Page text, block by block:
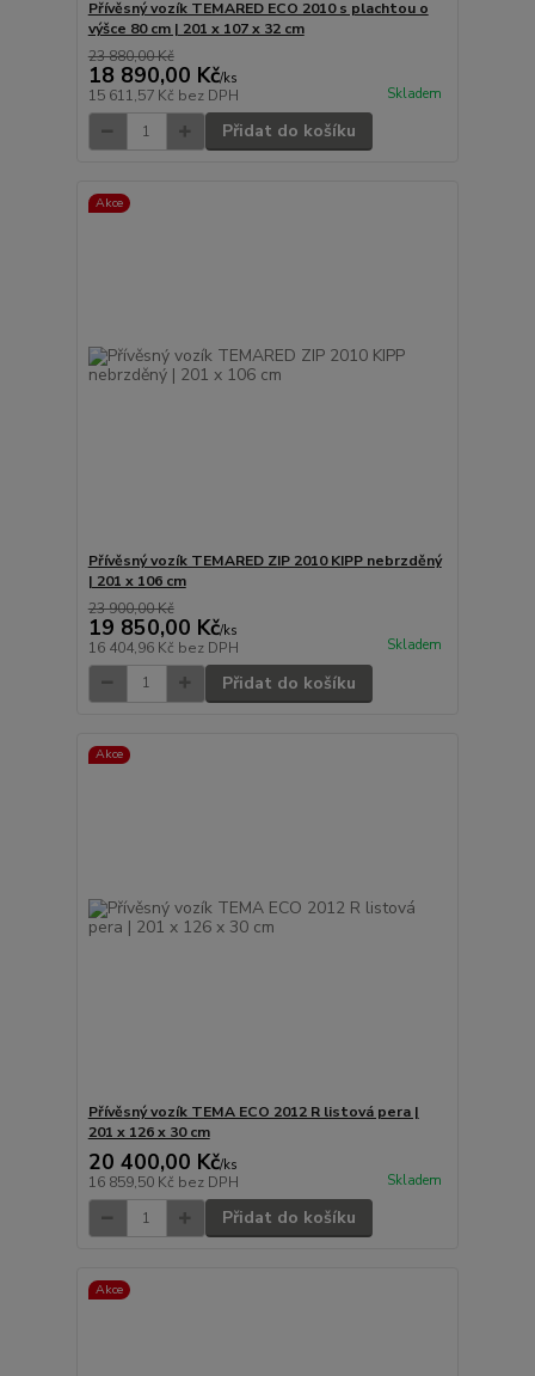
Přívěsný vozík TEMARED ECO 2010 s plachtou o
výšce 80 cm | 201 x 107 x 32 cm
23 880,00 Kč
18 890,00 Kč/ks
15 611,57 Kč bez DPH Skladem
Přidat do košíku
Akce
Přívěsný vozík TEMARED ZIP 2010 KIPP nebrzděný
| 201 x 106 cm
23 900,00 Kč
19 850,00 Kč/ks
16 404,96 Kč bez DPH Skladem
Přidat do košíku
Akce
Přívěsný vozík TEMA ECO 2012 R listová pera |
201 x 126 x 30 cm
20 400,00 Kč/ks
16 859,50 Kč bez DPH Skladem
Přidat do košíku
Akce